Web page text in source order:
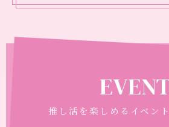
推し活を楽しめるイベン